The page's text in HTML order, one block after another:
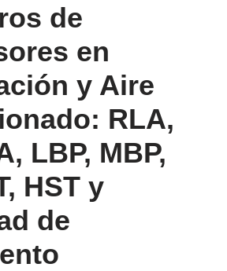
de
en
y Aire
RLA,
LBP, MBP,
HST y
de